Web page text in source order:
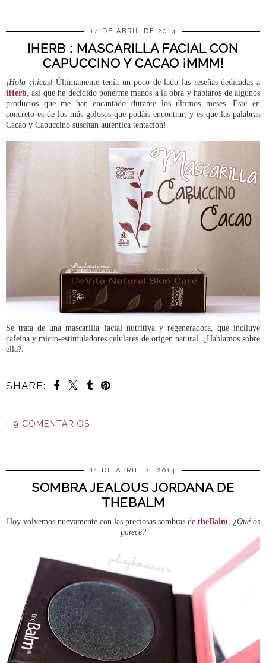
14 DE ABRIL DE 2014
IHERB : MASCARILLA FACIAL CON
CAPUCCINO Y CACAO ¡MMM!
¡Hola chicas! Últimamente tenía un poco de lado las reseñas dedicadas a
iHerb , así que he decidido ponerme manos a la obra y hablaros de algunos
productos que me han encantado durante los últimos meses. Éste en
concreto es de los más golosos que podáis encontrar, y es que las palabras
Cacao y Capuccino suscitan auténtica tentación!
Se trata de una mascarilla facial nutritiva y regeneradora, que inclluye
cafeína y micro-estimuladores celulares de origen natural. ¿Hablamos sobre
ella?.
SHARE:
9 COMENTARIOS
11 DE ABRIL DE 2014
SOMBRA JEALOUS JORDANA DE
THEBALM
Hoy volvemos nuevamente con las preciosas sombras de theBalm, ¿Qué os
parece?